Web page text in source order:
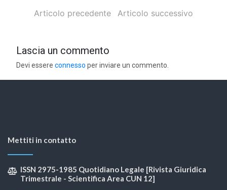
Articolo precedente Articolo successivo
Lascia un commento
Devi essereconnesso per inviare un commento.
Mettiti in contatto
ISSN 2975-1985 Quotidiano Legale [Rivista Giuridica
Trimestrale - Scientifica Area CUN 12]